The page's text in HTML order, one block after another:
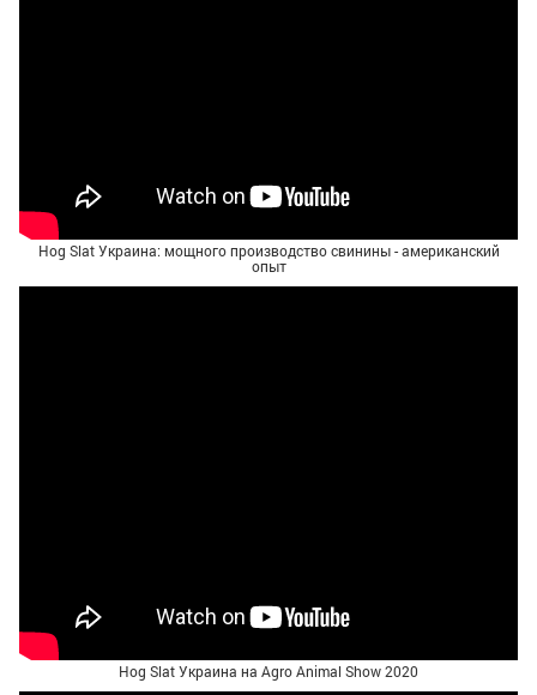
Hog Slat Украина: мощного производство свинины - американский
опыт
Hog Slat Украина на Agro Animal Show 2020